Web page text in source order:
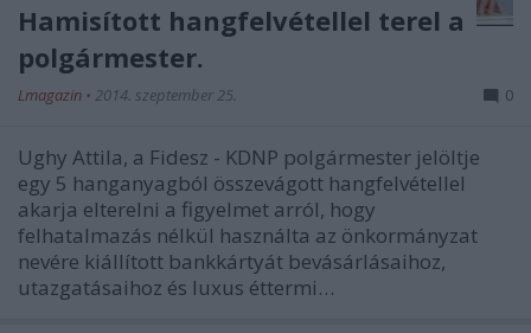
Hamisított hangfelvétellel terel a
polgármester.
Lmagazin • 2014. szeptember 25. 0
Ughy Attila, a Fidesz - KDNP polgármester jelöltje
egy 5 hanganyagból összevágott hangfelvétellel
akarja elterelni a figyelmet arról, hogy
felhatalmazás nélkül használta az önkormányzat
nevére kiállított bankkártyát bevásárlásaihoz,
utazgatásaihoz és luxus éttermi…